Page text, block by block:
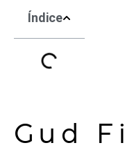
Índice
Gud